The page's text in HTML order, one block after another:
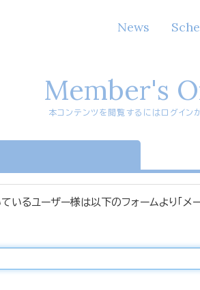
News
Member's
本コンテンツを閲覧するにはログイン
るユーザー様は以下のフォームより「メー